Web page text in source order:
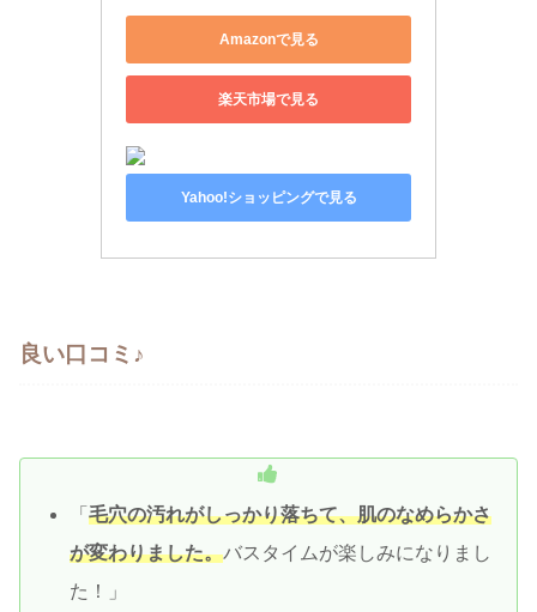
Amazonで見る
楽天市場で見る
Yahoo!ショッピングで見る
良い口コミ♪
「毛穴の汚れがしっかり落ちて、肌のなめらかさ
が変わりました。バスタイムが楽しみになりまし
た！」